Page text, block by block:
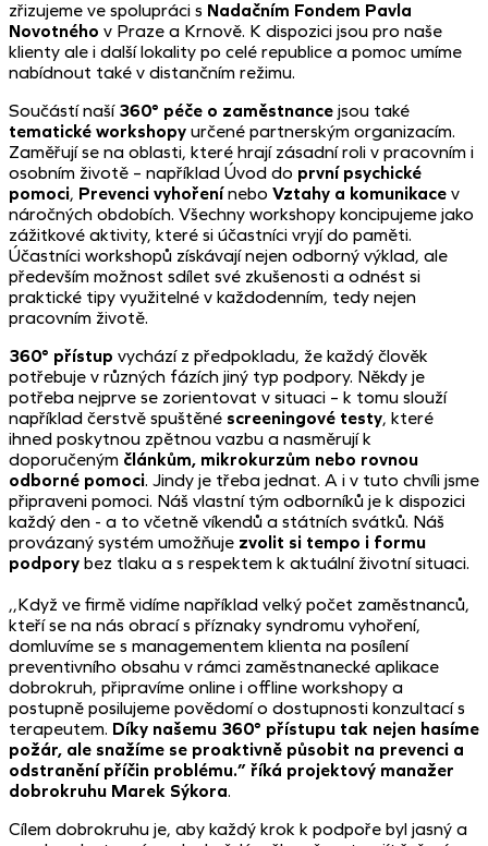
zřizujeme ve spolupráci s Nadačním Fondem Pavla
Novotného v Praze a Krnově. K dispozici jsou pro naše
klienty ale i další lokality po celé republice a pomoc umíme
nabídnout také v distančním režimu.
Součástí naší 360° péče o zaměstnance jsou také
tematické workshopy určené partnerským organizacím.
Zaměřují se na oblasti, které hrají zásadní roli v pracovním i
osobním životě – například Úvod do první psychické
pomoci, Prevenci vyhořenínebo Vztahy a komunikace v
náročných obdobích. Všechny workshopy koncipujeme jako
zážitkové aktivity, které si účastníci vryjí do paměti.
Účastníci workshopů získávají nejen odborný výklad, ale
především možnost sdílet své zkušenosti a odnést si
praktické tipy využitelné v každodenním, tedy nejen
pracovním životě.
360° přístup vychází z předpokladu, že každý člověk
potřebuje v různých fázích jiný typ podpory. Někdy je
potřeba nejprve se zorientovat v situaci – k tomu slouží
například čerstvě spuštěné screeningové testy, které
ihned poskytnou zpětnou vazbu a nasměrují k
doporučeným článkům, mikrokurzům nebo rovnou
odborné pomoci. Jindy je třeba jednat. A i v tuto chvíli jsme
připraveni pomoci. Náš vlastní tým odborníků je k dispozici
každý den - a to včetně víkendů a státních svátků. Náš
provázaný systém umožňuje zvolit si tempo i formu
podpory bez tlaku a s respektem k aktuální životní situaci.
,,Když ve firmě vidíme například velký počet zaměstnanců,
kteří se na nás obrací s příznaky syndromu vyhoření,
domluvíme se s managementem klienta na posílení
preventivního obsahu v rámci zaměstnanecké aplikace
dobrokruh, připravíme online i offline workshopy a
postupně posilujeme povědomí o dostupnosti konzultací s
terapeutem. Díky našemu 360° přístupu tak nejen hasíme
požár, ale snažíme se proaktivně působit na prevenci a
odstranění příčin problému.” říká projektový manažer
dobrokruhu Marek Sýkora.
Cílem dobrokruhu je, aby každý krok k podpoře byl jasný a